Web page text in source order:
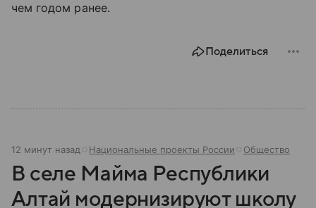
чем годом ранее.
Поделиться
12 минут назад Национальные проекты России Общество
В селе Майма Республики
Алтай модернизируют школу